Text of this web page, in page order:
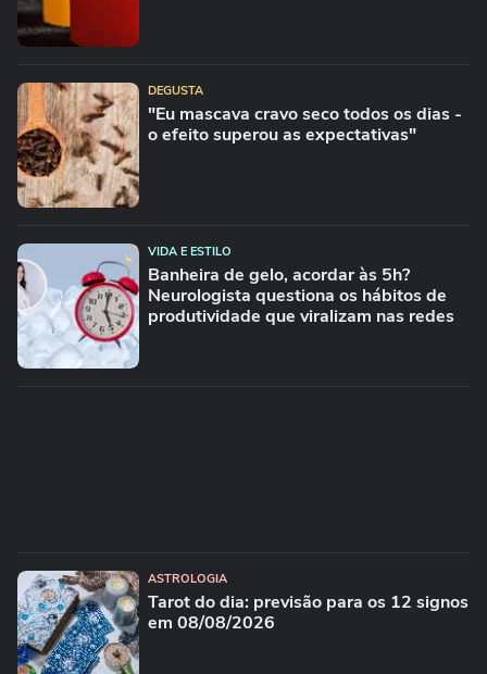
DEGUSTA
"Eu mascava cravo seco todos os dias -
o efeito superou as expectativas"
VIDA E ESTILO
Banheira de gelo, acordar às 5h?
Neurologista questiona os hábitos de
produtividade que viralizam nas redes
ASTROLOGIA
Tarot do dia: previsão para os 12 signos
em 08/08/2026